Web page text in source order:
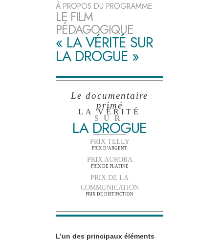
À PROPOS DU PROGRAMME
LE FILM
PÉDAGOGIQUE
« LA VÉRITÉ SUR
LA DROGUE »
Le documentaire
primé
LA VÉRITÉ
SUR
LA DROGUE
PRIX TELLY
PRIX D’ARGENT
PRIX AURORA
PRIX DE PLATINE
PRIX DE LA
COMMUNICATION
PRIX DE DISTINCTION
L’un des principaux éléments